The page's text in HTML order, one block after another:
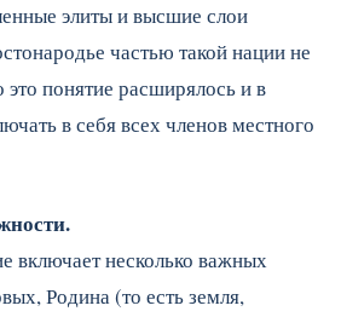
элиты и высшие слои
частью такой нации не
понятие расширялось и в
в себя всех членов местного
включает несколько важных
Родина (то есть земля,